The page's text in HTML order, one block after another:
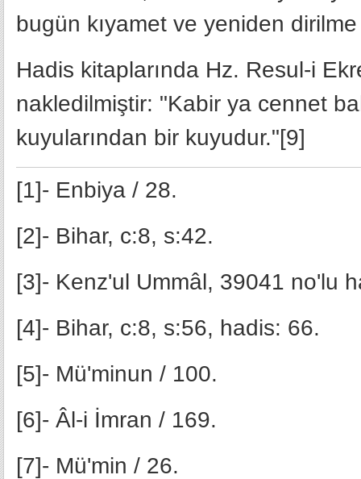
bugün kıyamet ve yeniden
Hadis kitaplarında Hz. Resul-i
nakledilmiştir: "Kabir ya cennet
kuyularından bir kuyudur."[9]
[1]- Enbiya / 28.
[2]- Bihar, c:8, s:42.
[3]- Kenz'ul Ummâl, 39041 no'lu
[4]- Bihar, c:8, s:56, hadis: 66.
[5]- Mü'minun / 100.
[6]- Âl-i İmran / 169.
[7]- Mü'min / 26.